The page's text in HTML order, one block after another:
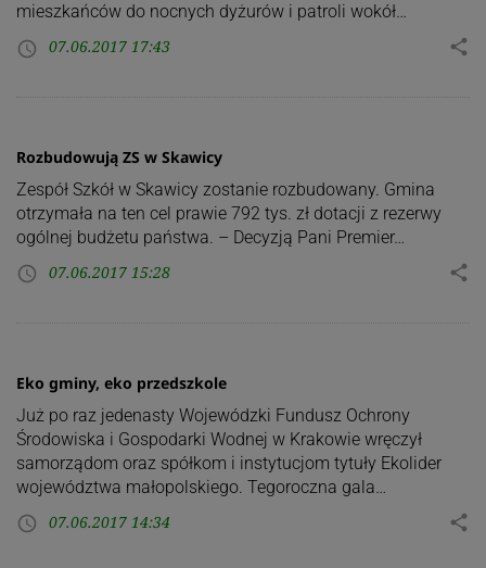
mieszkańców do nocnych dyżurów i patroli wokół…
access_time 07.06.2017 17:43 share
Rozbudowują ZS w Skawicy
Zespół Szkół w Skawicy zostanie rozbudowany. Gmina
otrzymała na ten cel prawie 792 tys. zł dotacji z rezerwy
ogólnej budżetu państwa. – Decyzją Pani Premier…
access_time 07.06.2017 15:28 share
Eko gminy, eko przedszkole
Już po raz jedenasty Wojewódzki Fundusz Ochrony
Środowiska i Gospodarki Wodnej w Krakowie wręczył
samorządom oraz spółkom i instytucjom tytuły Ekolider
województwa małopolskiego. Tegoroczna gala…
access_time 07.06.2017 14:34 share